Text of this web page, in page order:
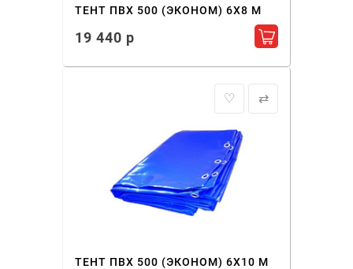
ТЕНТ ПВХ 500 (ЭКОНОМ) 6X8 М
19 440 р Добавить в
♡ ⇄
ТЕНТ ПВХ 500 (ЭКОНОМ) 6X10 М